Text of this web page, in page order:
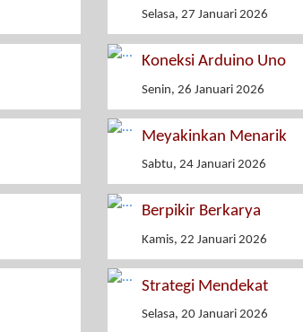
Selasa, 27 Januari 2026
Koneksi Arduino Uno
Senin, 26 Januari 2026
Meyakinkan Menarik
Sabtu, 24 Januari 2026
Berpikir Berkarya
Kamis, 22 Januari 2026
Strategi Mendekat
Selasa, 20 Januari 2026